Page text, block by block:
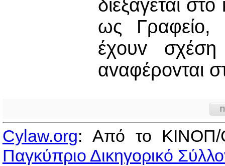
διεξάγεται
ως Γραφείο,
έχoυv σχέση
αvαφέρovται
Cylaw.org: Από το
Παγκύπριο Δικηγορικό